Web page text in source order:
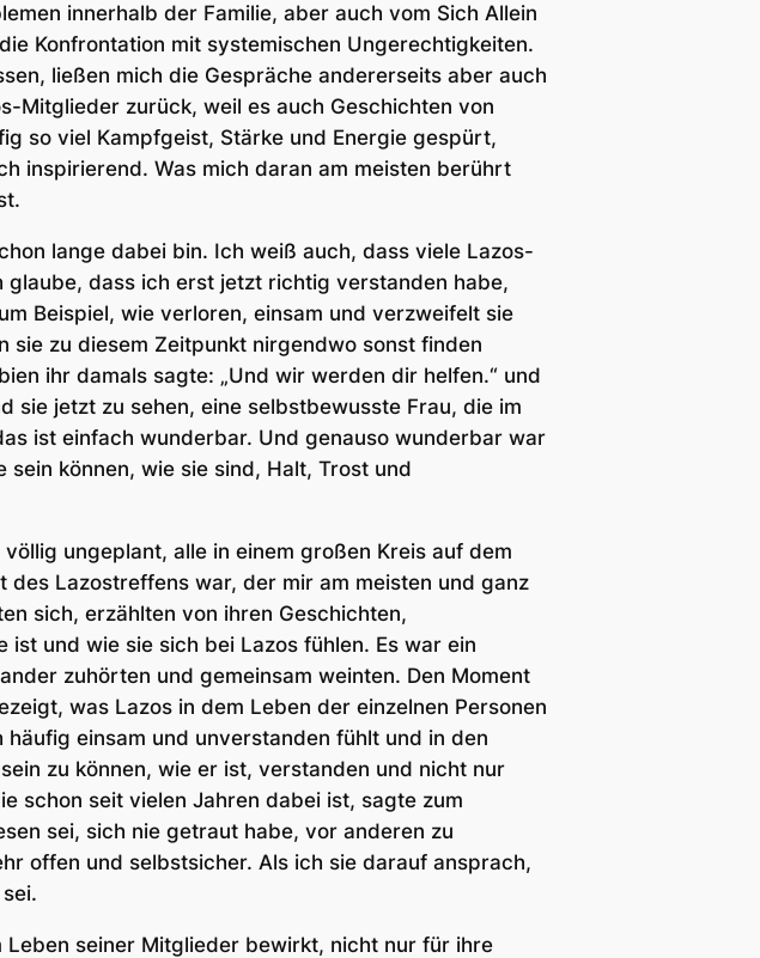
innerhalb der Familie, aber auch vom Sich Allein
Konfrontation mit systemischen Ungerechtigkeiten.
ließen mich die Gespräche andererseits aber auch
Mitglieder zurück, weil es auch Geschichten von
so viel Kampfgeist, Stärke und Energie gespürt,
inspirierend. Was mich daran am meisten berührt
lange dabei bin. Ich weiß auch, dass viele Lazos-
dass ich erst jetzt richtig verstanden habe,
Beispiel, wie verloren, einsam und verzweifelt sie
sie zu diesem Zeitpunkt nirgendwo sonst finden
ihr damals sagte: „Und wir werden dir helfen.“ und
sie jetzt zu sehen, eine selbstbewusste Frau, die im
ist einfach wunderbar. Und genauso wunderbar war
können, wie sie sind, Halt, Trost und
ungeplant, alle in einem großen Kreis auf dem
Lazostreffens war, der mir am meisten und ganz
sich, erzählten von ihren Geschichten,
und wie sie sich bei Lazos fühlen. Es war ein
zuhörten und gemeinsam weinten. Den Moment
was Lazos in dem Leben der einzelnen Personen
einsam und unverstanden fühlt und in den
zu können, wie er ist, verstanden und nicht nur
schon seit vielen Jahren dabei ist, sagte zum
sei, sich nie getraut habe, vor anderen zu
offen und selbstsicher. Als ich sie darauf ansprach,
seiner Mitglieder bewirkt, nicht nur für ihre